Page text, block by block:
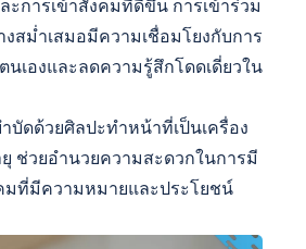
การเข้าสังคมที่ดีขึ้น การเข้าร่วม
งสม่ำเสมอมีความเชื่อมโยงกับการ
นเองและลดความรู้สึกโดดเดี่ยวใน
บัดด้วยศิลปะทำหน้าที่เป็นเครื่อง
ช่วยอำนวยความสะดวกในการมี
ที่มีความหมายและประโยชน์